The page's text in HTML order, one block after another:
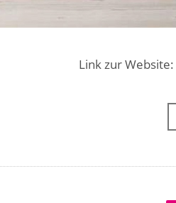
Link zur Website: